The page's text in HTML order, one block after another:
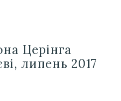
Церінга
липень 2017